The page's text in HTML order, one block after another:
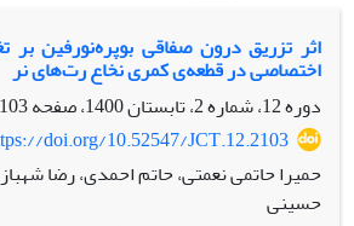
اثر تزریق درون صفاقی بوپره‌نورفین بر
اختصاصی در قطعه‌ی کمری نخاع رت‌های نر
دوره 12، شماره 2، تابستان 1400، صفحه
103-113
doi.org/10.52547/JCT.12.2103
حمیرا حاتمی نعمتی، حاتم احمدی، رضا
حسینی